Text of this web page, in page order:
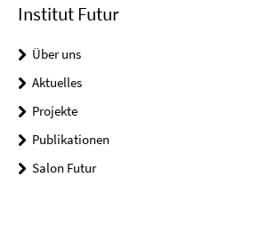
Institut Futur
Über uns
Aktuelles
Projekte
Publikationen
Salon Futur